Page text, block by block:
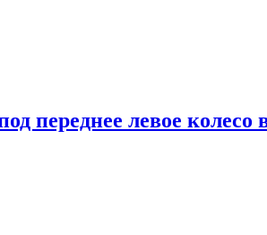
переднее левое колесо